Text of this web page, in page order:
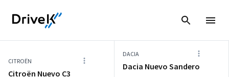
CITROËN
Citroën Nuevo C3
DACIA
Dacia Nuevo Sandero